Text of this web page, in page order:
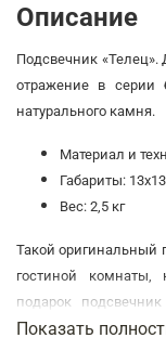
Описание
Подсвечник
отражение в серии
натурального камня.
Материал и
Габариты:
Вес: 2,5 кг
Такой оригинальный
гостиной
подарок п
нашем интернет-
Показать